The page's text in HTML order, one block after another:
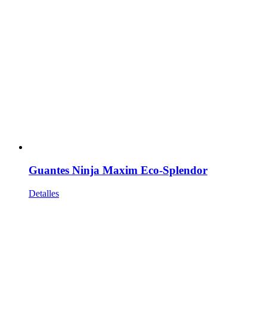
Guantes Ninja Maxim Eco-Splendor
Detalles